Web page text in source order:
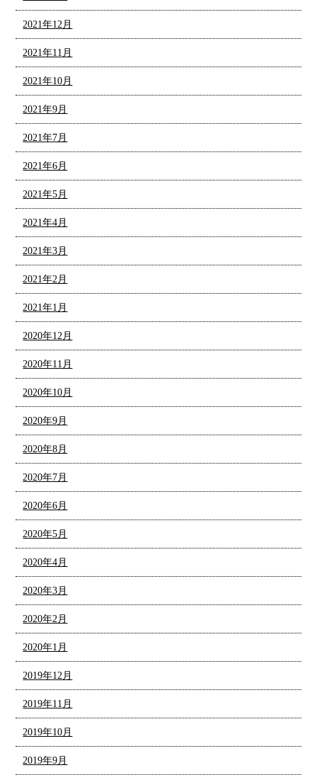
2021年12月
2021年11月
2021年10月
2021年9月
2021年7月
2021年6月
2021年5月
2021年4月
2021年3月
2021年2月
2021年1月
2020年12月
2020年11月
2020年10月
2020年9月
2020年8月
2020年7月
2020年6月
2020年5月
2020年4月
2020年3月
2020年2月
2020年1月
2019年12月
2019年11月
2019年10月
2019年9月